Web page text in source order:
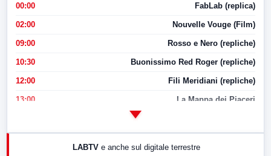
00:00 FabLab (replica)
02:00 Nouvelle Vouge (Film)
09:00 Rosso e Nero (repliche)
10:30 Buonissimo Red Roger (repliche)
12:00 Fili Meridiani (repliche)
13:00 La Mappa dei Piaceri
LABTV e anche sul digitale terrestre